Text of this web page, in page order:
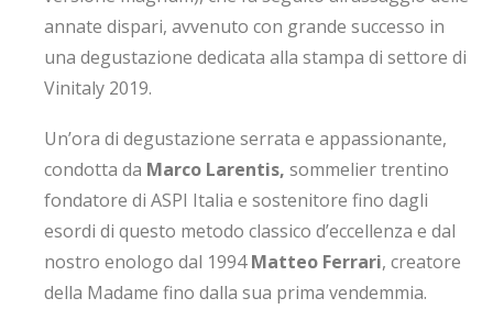
annate dispari, avvenuto con grande successo in
una degustazione dedicata alla stampa di settore di
Vinitaly 2019.
Un’ora di degustazione serrata e appassionante,
condotta da Marco Larentis, sommelier trentino
fondatore di ASPI Italia e sostenitore fino dagli
esordi di questo metodo classico d’eccellenza e dal
nostro enologo dal 1994Matteo Ferrari, creatore
della Madame fino dalla sua prima vendemmia.